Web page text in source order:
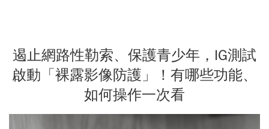
遏止網路性勒索、保護青少年，IG測試
啟動「裸露影像防護」！有哪些功能、
如何操作一次看